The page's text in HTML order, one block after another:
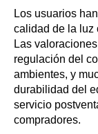
Los usuarios
calidad de la luz
Las
regulación del
ambientes, y
durabilidad del
servicio
compradores.